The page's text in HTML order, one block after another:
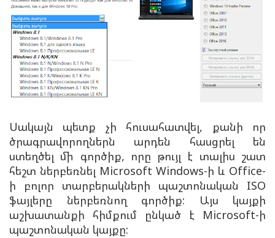
Սակայն պետք չի հուսահատվել, քանի որ
ծրագրավորողներն արդեն հասցրել են
ստեղծել մի գործիք, որը թույլ է տալիս շատ
հեշտ ներբեռնել Microsoft Windows-ի և Office-
ի բոլոր տարբերակների պաշտոնական ISO
ֆայլերը ներբեռնող գործիք: Այս կայքի
աշխատանքի հիմքում ընկած է Microsoft-ի
պաշտոնական կայքը: